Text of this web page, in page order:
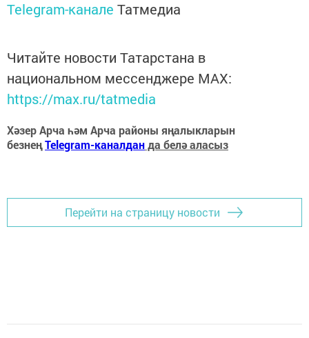
Telegram-канале Татмедиа
Читайте новости Татарстана в
национальном мессенджере MАХ:
https://max.ru/tatmedia
Хәзер Арча һәм Арча районы яңалыкларын
безнеңTelegram-каналданда белә аласыз
Перейти на страницу новости